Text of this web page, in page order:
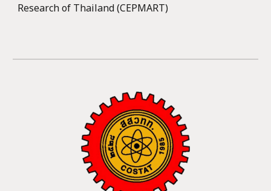
Research of Thailand (CEPMART)